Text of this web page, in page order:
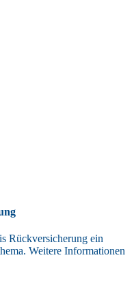
Rückversicherung ein
Weitere Informationen